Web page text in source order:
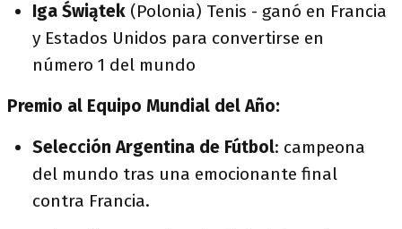
Iga Świątek (Polonia) Tenis - ganó en Francia
y Estados Unidos para convertirse en
número 1 del mundo
Premio al Equipo Mundial del Año:
Selección Argentina de Fútbol: campeona
del mundo tras una emocionante final
contra Francia.